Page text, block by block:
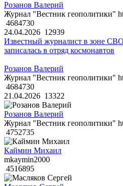
Розанов Валерий
Журнал "Вестник геополитики"
4684730
24.04.2026 12939
Известный журналист в зоне
записалась в отряд космонавтов
Розанов Валерий
Журнал "Вестник геополитики"
4684730
21.04.2026 13322
Розанов Валерий
Журнал "Вестник геополитики"
4752735
Каймин Михаил
mkaymin2000
4516895